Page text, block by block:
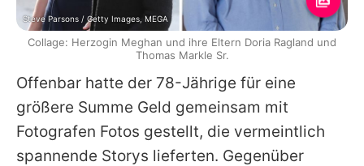
Offenbar hatte der 78-Jährige für eine
größere Summe Geld gemeinsam mit
Fotografen Fotos gestellt, die vermeintlich
spannende Storys lieferten. Gegenüber
Steve Parsons / Getty Images, MEGA
Collage: Herzogin Meghan und ihre Eltern Doria Ragland und
Thomas Markle Sr.